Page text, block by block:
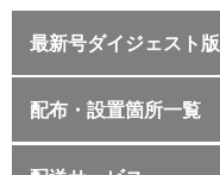
最新号ダイジェスト版
配布・設置箇所一覧